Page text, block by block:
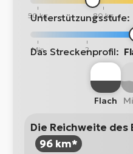
50 kg 80 kg
Unterstützungsstufe:
Min 2
Das Streckenprofil:
Flach
Die Reichweite des
96 km*